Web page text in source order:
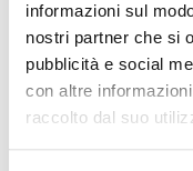
informazioni sul
nostri partner che si
pubblicità e social
con altre
raccolto dal suo